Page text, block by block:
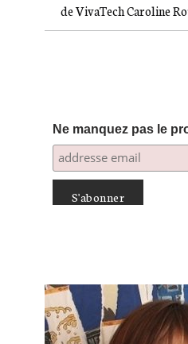
de VivaTech Caroline
Ne manquez pas le